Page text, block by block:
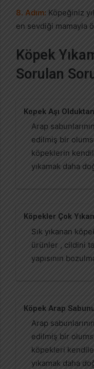
8. Adım: Köpeğiniz
en sevdiği mamayla
Köpek
Sorulan
Kopek Aşı
Arap
edilmiş bir
köpeklerin
yıkamak daha
Köpekler Çok
Sık yıkanan
ürünler , cildini
yapısının
Köpek Arap
Arap
edilmiş bir
köpekleri
yıkamak daha